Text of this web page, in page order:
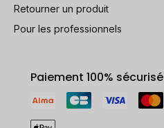
Retourner un produit
Pour les professionnels
Paiement 100% sécurisé